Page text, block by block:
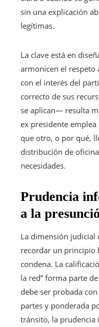
sin una explicación
legítimas.
La clave está en
armonicen el respeto
con el interés del
correcto de sus
se aplican— resulta
ex presidente
que otro, o por qué,
distribución de
necesidades.
Prudencia
a la
La dimensión judicial
recordar un principio
condena. La
la red” forma parte
debe ser probada
partes y ponderada
tránsito, la